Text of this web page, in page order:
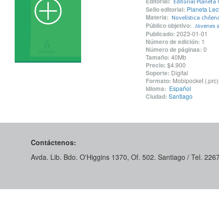
Editorial Planeta
Sello editorial: Planeta
Materia: Novelística
Público objetivo: Jóvenes
Publicado: 2023-01-01
Número de edición: 1
Número de páginas: 0
Tamaño: 40Mb
Precio: $4.900
Soporte: Digital
Formato: Mobipocket (.prc)
Idioma: Español
Ciudad: Santiago
Contáctenos:
Avda. Lib. Bdo. O'Higgins 1370, Of. 502. Santiago / Tel.